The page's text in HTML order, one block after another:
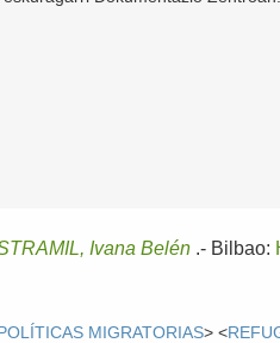
Ivana Belén .- Bilbao:
POLÍTICAS MIGRATORIAS> <